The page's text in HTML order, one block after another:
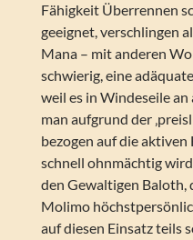
Fähigkeit Überrennen
geeignet, verschlingen
Mana – mit anderen
schwierig, eine
weil es in Windeseile
man aufgrund der
bezogen auf die
schnell ohnmächtig
den Gewaltigen Baloth,
Molimo
auf diesen Einsatz teils